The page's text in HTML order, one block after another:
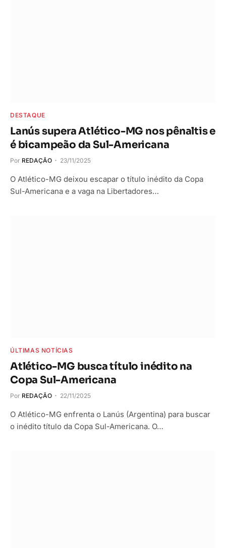
DESTAQUE
Lanús supera Atlético-MG nos pênaltis e
é bicampeão da Sul-Americana
Por REDAÇÃO 23/11/2025
O Atlético-MG deixou escapar o título inédito da Copa
Sul-Americana e a vaga na Libertadores…
ÚLTIMAS NOTÍCIAS
Atlético-MG busca título inédito na
Copa Sul-Americana
Por REDAÇÃO 22/11/2025
O Atlético-MG enfrenta o Lanús (Argentina) para buscar
o inédito título da Copa Sul-Americana. O…